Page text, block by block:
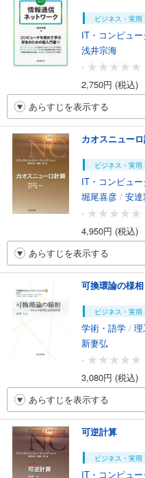
ビジネス・実用
IT・コンピュー
浅井宗海
-
2,750円 (税込)
あらすじを表示する
カオスニュー
ビジネス・実用
IT・コンピュー
堀尾喜彦 / 安
-
4,950円 (税込)
あらすじを表示する
可換環論の様
ビジネス・実用
学術・語学 /
新妻弘
-
3,080円 (税込)
あらすじを表示する
可逆計算
ビジネス・実用
IT・コンピュー